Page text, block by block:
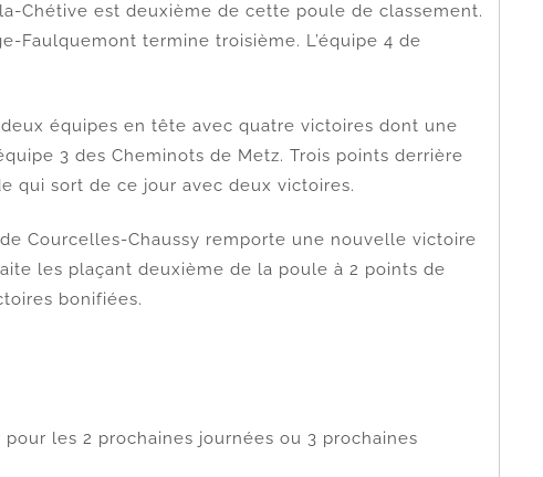
Chétive est deuxième de cette poule de classement.
Faulquemont termine troisième. L’équipe 4 de
équipes en tête avec quatre victoires dont une
3 des Cheminots de Metz. Trois points derrière
qui sort de ce jour avec deux victoires.
Courcelles-Chaussy remporte une nouvelle victoire
les plaçant deuxième de la poule à 2 points de
bonifiées.
les 2 prochaines journées ou 3 prochaines